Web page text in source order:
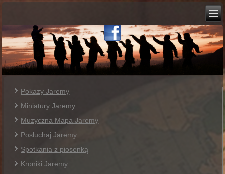
Pokazy Jaremy
Miniatury Jaremy
Muzyczna Mapa Jaremy
Posłuchaj Jaremy
Spotkania z piosenką
Kroniki Jaremy